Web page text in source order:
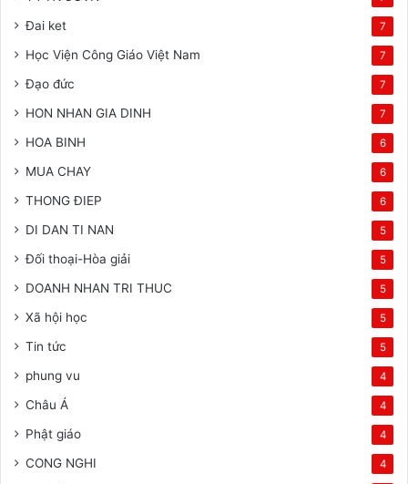
Đai ket 7
Học Viện Công Giáo Việt Nam 7
Đạo đức 7
HON NHAN GIA DINH 7
HOA BINH 6
MUA CHAY 6
THONG ĐIEP 6
DI DAN TI NAN 5
Đối thoại-Hòa giải 5
DOANH NHAN TRI THUC 5
Xã hội học 5
Tin tức 5
phung vu 4
Châu Á 4
Phật giáo 4
CONG NGHI 4